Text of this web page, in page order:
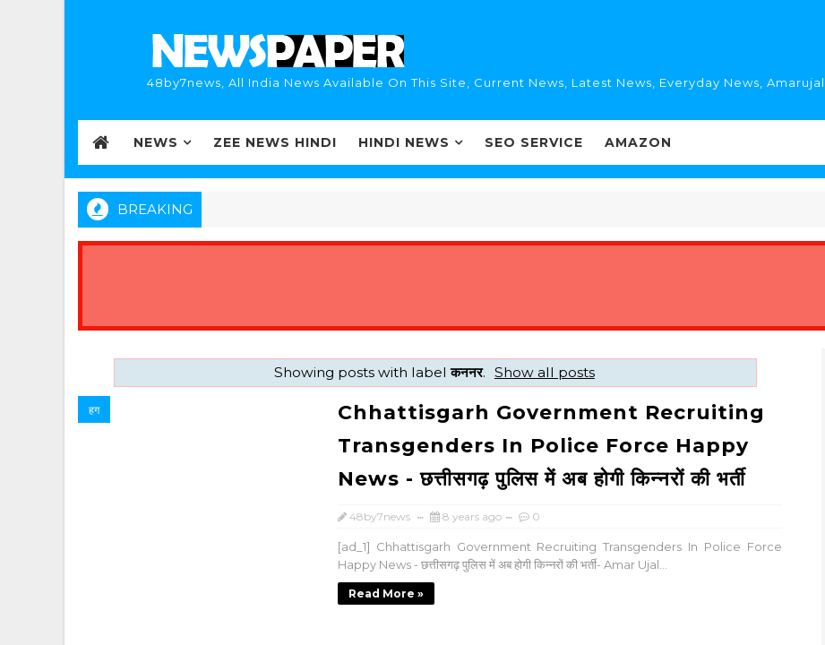
48by7news, All India News Available On This Site, Current News, Latest News, Everyday News,
NEWS ZEE NEWS HINDI HINDI NEWS SEO SERVICE AMAZON
BREAKING
Showing posts with labelकननर. Show all posts
हग
Chhattisgarh Government Recruiting
Transgenders In Police Force Happy
News - छत्तीसगढ़ पुलिस में अब होगी किन्नरों की भर्ती
48by7news 8 years ago 0
[ad_1] Chhattisgarh Government Recruiting Transgenders In Police Force
Happy News - छत्तीसगढ़ पुलिस में अब होगी किन्नरों की भर्ती- Amar Ujal...
Read More »